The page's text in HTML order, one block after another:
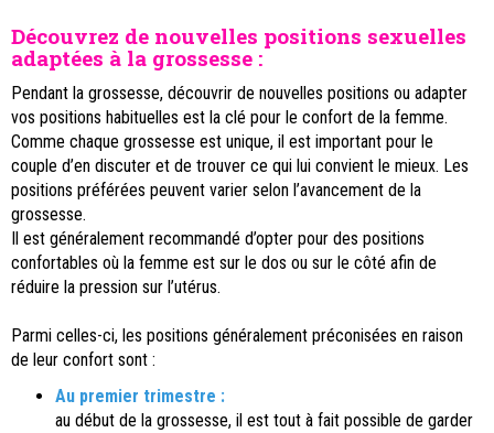
Découvrez de nouvelles positions sexuelles
adaptées à la grossesse :
Pendant la grossesse, découvrir de nouvelles positions ou adapter
vos positions habituelles est la clé pour le confort de la femme.
Comme chaque grossesse est unique, il est important pour le
couple d’en discuter et de trouver ce qui lui convient le mieux. Les
positions préférées peuvent varier selon l’avancement de la
grossesse.
Il est généralement recommandé d’opter pour des positions
confortables où la femme est sur le dos ou sur le côté afin de
réduire la pression sur l’utérus.
Parmi celles-ci, les positions généralement préconisées en raison
de leur confort sont :
Au premier trimestre :
au début de la grossesse, il est tout à fait possible de garder